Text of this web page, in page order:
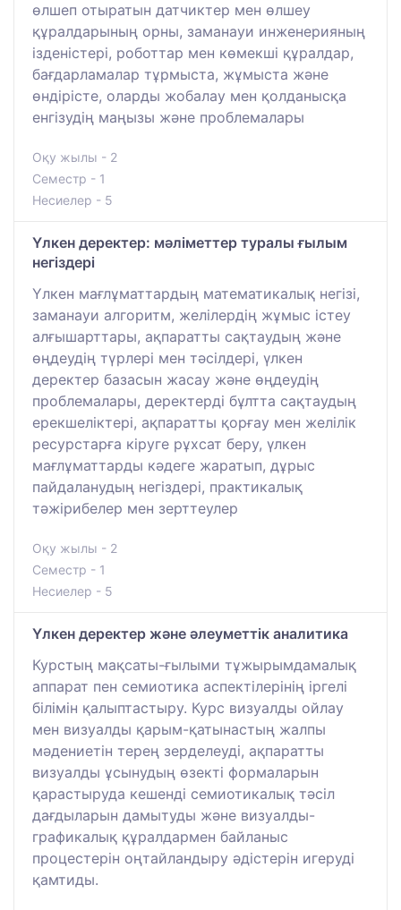
өлшеп отыратын датчиктер мен өлшеу
құралдарының орны, заманауи инженерияның
ізденістері, роботтар мен көмекші құралдар,
бағдарламалар тұрмыста, жұмыста және
өндірісте, оларды жобалау мен қолданысқа
енгізудің маңызы және проблемалары
Оқу жылы - 2
Семестр - 1
Несиелер - 5
Үлкен деректер: мәліметтер туралы ғылым
негіздері
Үлкен мағлұматтардың математикалық негізі,
заманауи алгоритм, желілердің жұмыс істеу
алғышарттары, ақпаратты сақтаудың және
өңдеудің түрлері мен тәсілдері, үлкен
деректер базасын жасау және өңдеудің
проблемалары, деректерді бұлтта сақтаудың
ерекшеліктері, ақпаратты қорғау мен желілік
ресурстарға кіруге рұхсат беру, үлкен
мағлұматтарды кәдеге жаратып, дұрыс
пайдаланудың негіздері, практикалық
тәжірибелер мен зерттеулер
Оқу жылы - 2
Семестр - 1
Несиелер - 5
Үлкен деректер және әлеуметтік аналитика
Курстың мақсаты-ғылыми тұжырымдамалық
аппарат пен семиотика аспектілерінің іргелі
білімін қалыптастыру. Курс визуалды ойлау
мен визуалды қарым-қатынастың жалпы
мәдениетін терең зерделеуді, ақпаратты
визуалды ұсынудың өзекті формаларын
қарастыруда кешенді семиотикалық тәсіл
дағдыларын дамытуды және визуалды-
графикалық құралдармен байланыс
процестерін оңтайландыру әдістерін игеруді
қамтиды.